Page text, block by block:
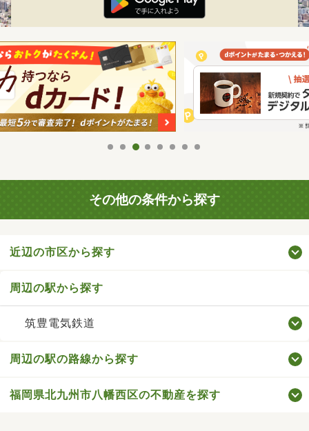
その他の条件から探す
近辺の市区から探す
周辺の駅から探す
筑豊電気鉄道
周辺の駅の路線から探す
福岡県北九州市八幡西区の不動産を探す